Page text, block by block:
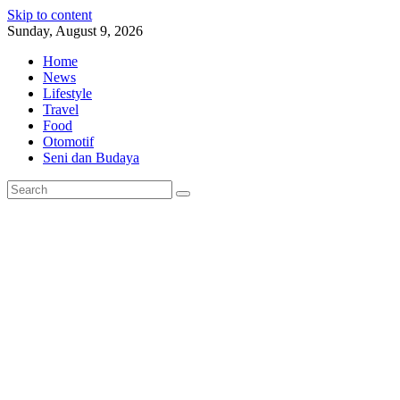
Skip to content
Sunday, August 9, 2026
Home
News
Lifestyle
Travel
Food
Otomotif
Seni dan Budaya